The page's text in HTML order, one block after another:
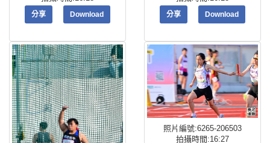
分享 Download 分享 Download
照片編號:6265-206503
拍攝時間:16:27